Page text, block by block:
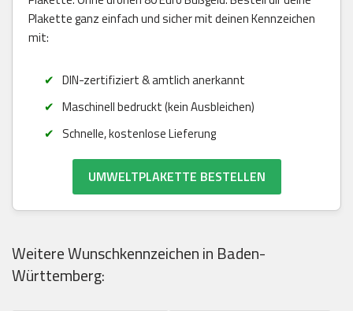
Plakette ganz einfach und sicher mit deinen Kennzeichen
mit:
DIN-zertifiziert & amtlich anerkannt
Maschinell bedruckt (kein Ausbleichen)
Schnelle, kostenlose Lieferung
UMWELTPLAKETTE BESTELLEN
Weitere Wunschkennzeichen in Baden-
Württemberg: